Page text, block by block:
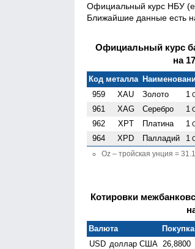
Официальный курс НБУ
Ближайшие данные есть
Официальный курс
на
Код металла
959
XAU Золото 1
961 XAG Серебро 1
962 XPT Платина 1
964 XPD Палладий 1
Oz – тройская унция =
Котировки
Валюта
USD доллар США 26,8800